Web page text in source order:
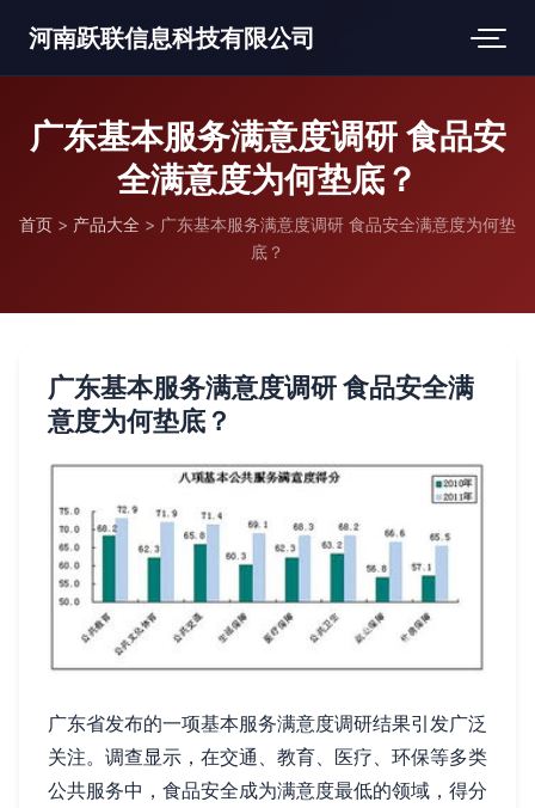
河南跃联信息科技有限公司
广东基本服务满意度调研 食品安
全满意度为何垫底？
首页 > 产品大全 > 广东基本服务满意度调研 食品安全满意度为何垫
底？
广东基本服务满意度调研 食品安全满
意度为何垫底？
广东省发布的一项基本服务满意度调研结果引发广泛
关注。调查显示，在交通、教育、医疗、环保等多类
公共服务中，食品安全成为满意度最低的领域，得分